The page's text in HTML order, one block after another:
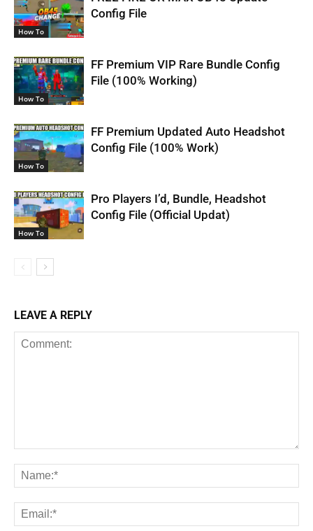
How To
Config File
How To
FF Premium VIP Rare Bundle Config
File (100% Working)
How To
FF Premium Updated Auto Headshot
Config File (100% Work)
How To
Pro Players I’d, Bundle, Headshot
Config File (Official Updat)
LEAVE A REPLY